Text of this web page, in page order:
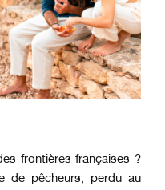
frontières françaises ?
de pêcheurs, perdu au